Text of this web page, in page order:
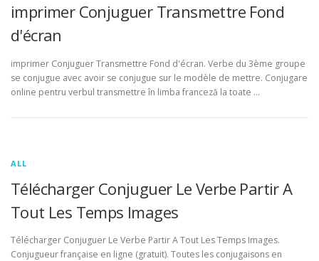
imprimer Conjuguer Transmettre Fond
d'écran
imprimer Conjuguer Transmettre Fond d'écran. Verbe du 3ème groupe
se conjugue avec avoir se conjugue sur le modèle de mettre. Conjugare
online pentru verbul transmettre în limba franceză la toate …
ALL
Télécharger Conjuguer Le Verbe Partir A
Tout Les Temps Images
Télécharger Conjuguer Le Verbe Partir A Tout Les Temps Images.
Conjugueur française en ligne (gratuit). Toutes les conjugaisons en